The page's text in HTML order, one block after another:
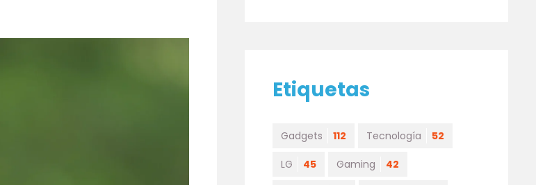
Etiquetas
Gadgets 112 Tecnología 52
LG 45 Gaming 42